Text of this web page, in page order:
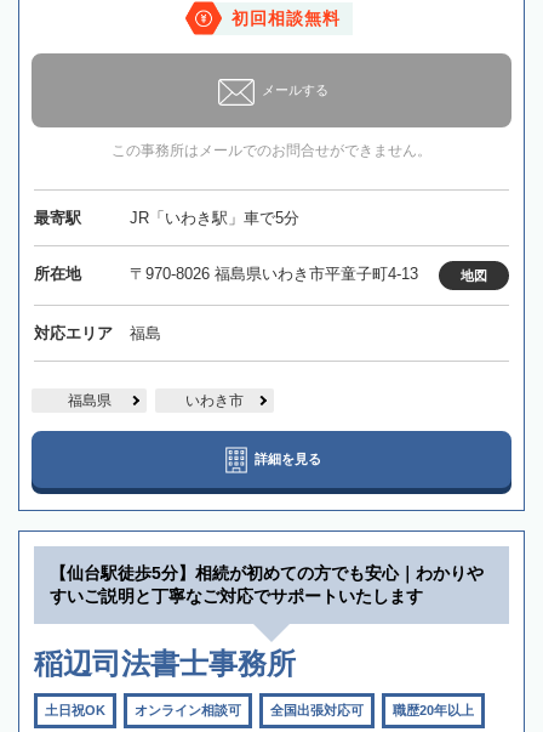
初回相談無料
メールする
この事務所はメールでのお問合せができません。
最寄駅 JR「いわき駅」車で5分
所在地 〒970-8026 福島県いわき市平童子町4-13 地図
対応エリア 福島
福島県 いわき市
詳細を見る
【仙台駅徒歩5分】相続が初めての方でも安心｜わかりや
すいご説明と丁寧なご対応でサポートいたします
稲辺司法書士事務所
土日祝OK オンライン相談可 全国出張対応可 職歴20年以上